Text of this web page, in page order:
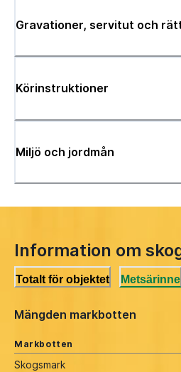
Gravationer, servitut och
Körinstruktioner
Miljö och jordmån
Information om
Totalt för objektet Metsärinne
Mängden markbotten
Markbotten
Skogsmark